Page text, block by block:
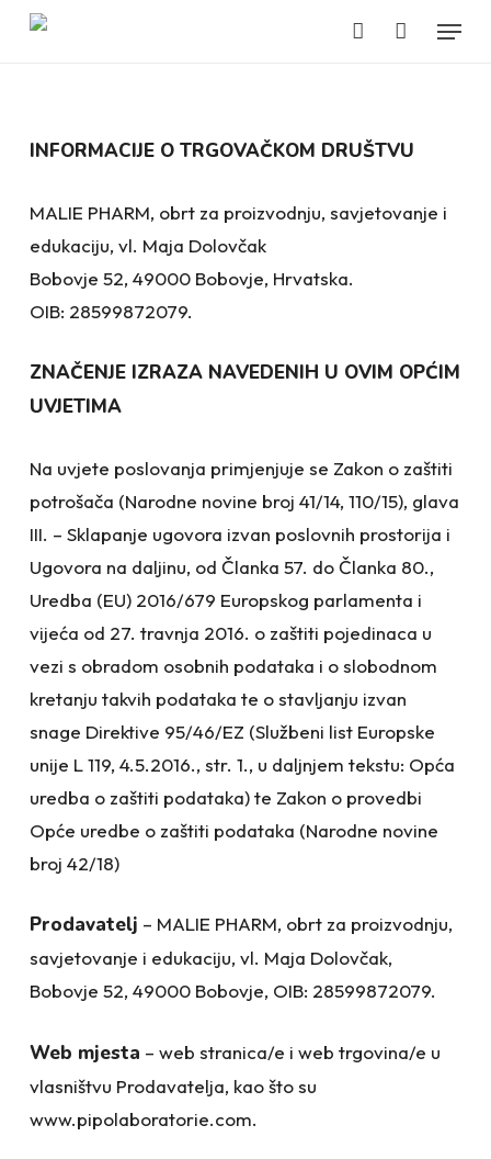
Skip
Menu
INFORMACIJE O TRGOVAČKOM DRUŠTVU
MALIE PHARM, obrt za proizvodnju, savjetovanje i
edukaciju, vl. Maja Dolovčak
Bobovje 52, 49000 Bobovje, Hrvatska.
OIB: 28599872079.
ZNAČENJE IZRAZA NAVEDENIH U OVIM OPĆIM
UVJETIMA
Na uvjete poslovanja primjenjuje se Zakon o zaštiti
potrošača (Narodne novine broj 41/14, 110/15), glava
III. – Sklapanje ugovora izvan poslovnih prostorija i
Ugovora na daljinu, od Članka 57. do Članka 80.,
Uredba (EU) 2016/679 Europskog parlamenta i
vijeća od 27. travnja 2016. o zaštiti pojedinaca u
vezi s obradom osobnih podataka i o slobodnom
kretanju takvih podataka te o stavljanju izvan
snage Direktive 95/46/EZ (Službeni list Europske
unije L 119, 4.5.2016., str. 1., u daljnjem tekstu: Opća
uredba o zaštiti podataka) te Zakon o provedbi
Opće uredbe o zaštiti podataka (Narodne novine
broj 42/18)
Prodavatelj – MALIE PHARM, obrt za proizvodnju,
savjetovanje i edukaciju, vl. Maja Dolovčak,
Bobovje 52, 49000 Bobovje, OIB: 28599872079.
Web mjesta – web stranica/e i web trgovina/e u
vlasništvu Prodavatelja, kao što su
www.pipolaboratorie.com.